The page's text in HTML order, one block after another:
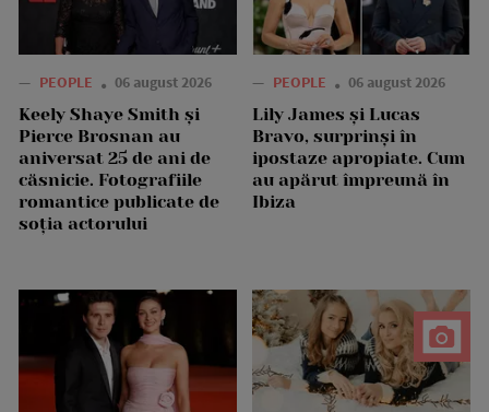
— PEOPLE 06 august 2026
Keely Shaye Smith și
Pierce Brosnan au
aniversat 25 de ani de
căsnicie. Fotografiile
romantice publicate de
soția actorului
— PEOPLE 06 august 2026
Lily James și Lucas
Bravo, surprinși în
ipostaze apropiate. Cum
au apărut împreună în
Ibiza